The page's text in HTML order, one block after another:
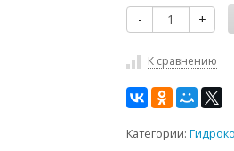
- +
К сравнению
Категории: